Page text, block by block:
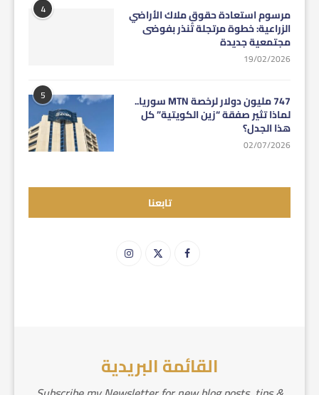
4 مرسوم استعادة حقوق ملاك الأراضي
الزراعية: خطوة مرتجلة تُنذر بفوضى
مجتمعية جديدة
19/02/2026
5 747 مليون دولار لرخصة MTN سوريا..
لماذا تثير صفقة “زين الكويتية” كل
هذا الجدل؟
02/07/2026
تابعنا
القائمة البريدية